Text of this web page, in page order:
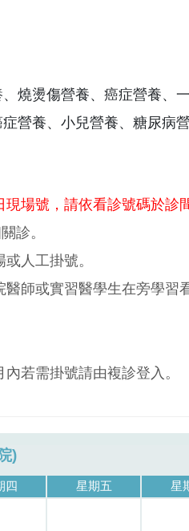
燒燙傷營養、癌症營養、
營養、小兒營養、糖尿病營
場號，請依看診號碼於診
診。
人工掛號。
師或實習醫學生在旁學習
若需掛號請由複診登入。